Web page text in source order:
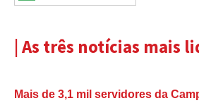
| As três notícias mais
Mais de 3,1 mil servidores da